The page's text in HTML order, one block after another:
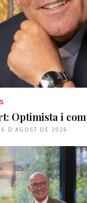
Optimista i
6 D'AGOST DE 2026